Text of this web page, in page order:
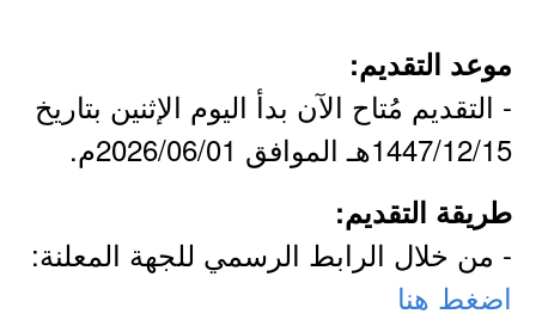
موعد التقديم:
- التقديم مُتاح الآن بدأ اليوم الإثنين بتاريخ
1447/12/15هـ الموافق 2026/06/01م.
طريقة التقديم:
- من خلال الرابط الرسمي للجهة المعلنة:
اضغط هنا